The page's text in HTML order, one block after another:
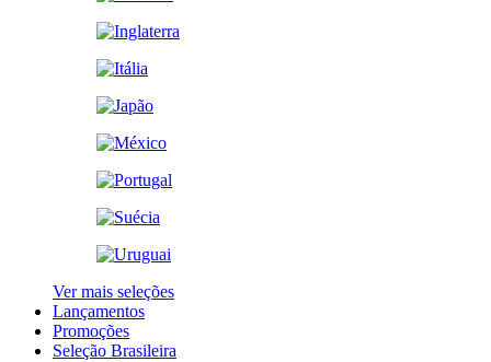
Ver mais seleções
Lançamentos
Promoções
Seleção Brasileira